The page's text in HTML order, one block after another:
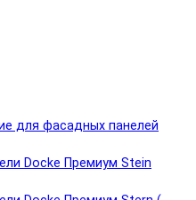
для фасадных панелей
Docke Премиум Stein